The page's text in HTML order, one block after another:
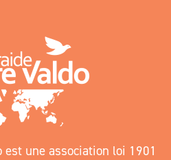
une association loi 1901